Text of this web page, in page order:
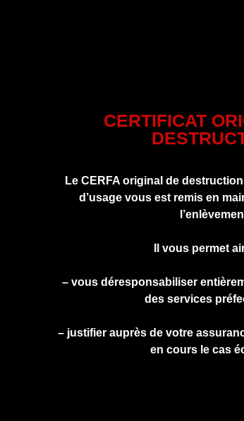
CERTIFICAT
Le CERFA original de
d’usage vous est remis en
Il vous permet
– vous déresponsabiliser
des services
– justifier auprès de votre
en cours le cas